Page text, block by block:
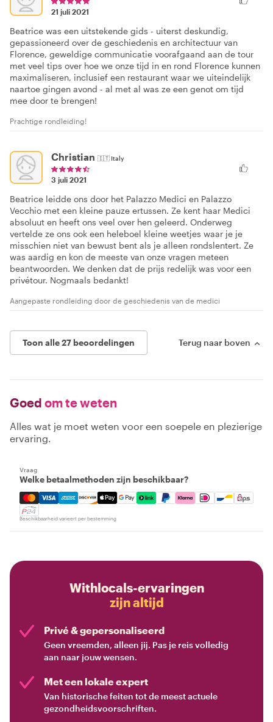
21 juli 2021
Beatrice was een uitstekende gids - uiterst deskundig,
gepassioneerd over de geschiedenis en architectuur van
Florence, geweldige communicatie voorafgaand aan de tour
met veel tips over hoe we onze tijd in en rond Florence kunnen
maximaliseren, inclusief een restaurant waar we uiteindelijk
naartoe gingen avond - al met al was ze een genot om tijd
mee door te brengen!
Prachtige rondleiding!
Christian 🇮🇹Italy
3 juli 2021
Beatrice leidde ons door het Palazzo Medici en Palazzo
Vecchio met een kleine pauze ertussen. Ze kent haar Medici
absoluut en heeft ons veel over hen geleerd. Onderweg
vertelde ze ons ook een heleboel kleine weetjes waar je je
misschien niet van bewust bent als je alleen rondslentert. Ze
was aardig en kon de meeste van onze vragen meteen
beantwoorden. We denken dat de prijs redelijk was voor een
privétour. Nogmaals bedankt!
Aangepaste rondleiding door de geschiedenis van de medici
Toon alle 27 beoordelingen Terug naar boven
Goed om te weten
Alles wat je moet weten voor een soepele en plezierige
ervaring.
Vraag
Welke betaalmethoden zijn beschikbaar?
Mastercard, Visa, Amex, Discover, Apple Pay, Google
Beschikbaarheid varieert per bestemming
Withlocals-ervaringen
zijn altijd
Privé & gepersonaliseerd
Geen vreemden, alleen jij. Pas je reis volledig
aan naar jouw wensen.
Met een lokale expert
Van historische feiten tot de meest actuele
gezondheidsvoorschriften.